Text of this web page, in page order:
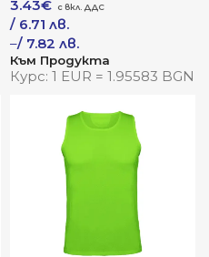
3.43€
/ 6.71 лв.
–/ 7.82 лв.
Към Продукта
Курс: 1 EUR = 1.95583 BGN